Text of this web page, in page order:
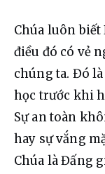
Chúa luôn
điều đó có vẻ
chúng ta. Đó
học trước khi
Sự an toàn
hay sự vắng
Chúa là Đấng